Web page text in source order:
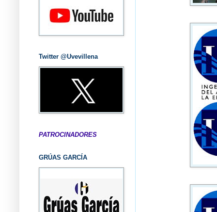
Twitter @Uvevillena
PATROCINADORES
GRÚAS GARCÍA